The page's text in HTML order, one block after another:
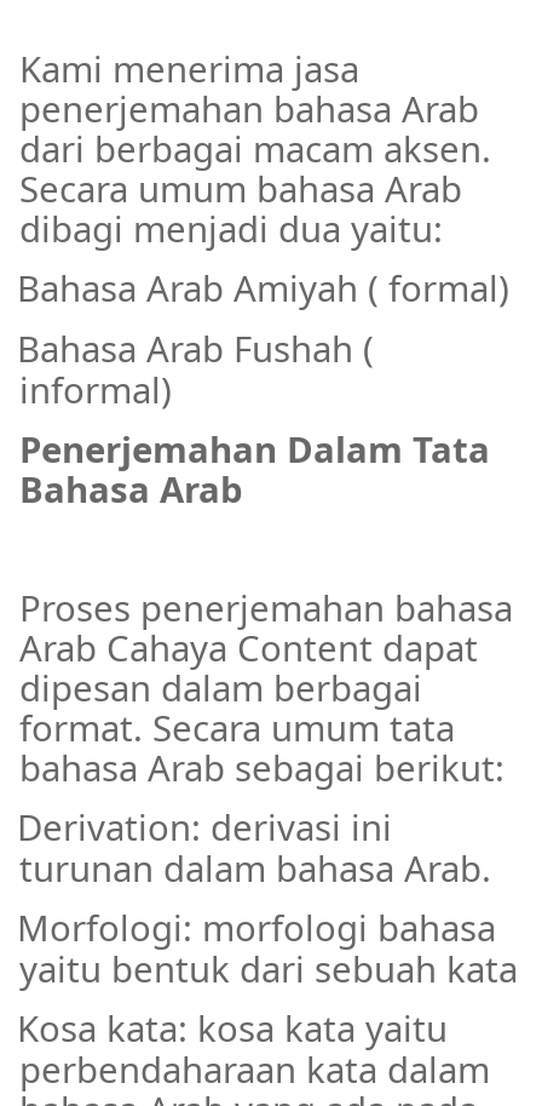
Kami menerima jasa
penerjemahan bahasa Arab
dari berbagai macam aksen.
Secara umum bahasa Arab
dibagi menjadi dua yaitu:
Bahasa Arab Amiyah ( formal)
Bahasa Arab Fushah (
informal)
Penerjemahan Dalam Tata
Bahasa Arab
Proses penerjemahan bahasa
Arab Cahaya Content dapat
dipesan dalam berbagai
format. Secara umum tata
bahasa Arab sebagai berikut:
Derivation: derivasi ini
turunan dalam bahasa Arab.
Morfologi: morfologi bahasa
yaitu bentuk dari sebuah kata
Kosa kata: kosa kata yaitu
perbendaharaan kata dalam